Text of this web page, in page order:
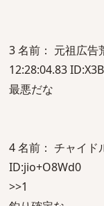
3 名前： 元祖広告
12:28:04.83
最悪だな
4 名前： チャイド
ID:jio+O8Wd0
>>1